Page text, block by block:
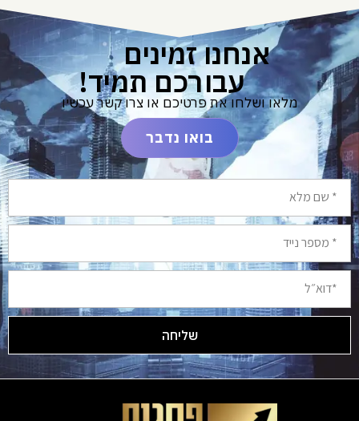
אנחנו זמינים
עבורכם תמיד!
מלאו ושלחו את פרטיכם או צרו קשר עכשיו
בואו נדבר
שליחה
Alternative: